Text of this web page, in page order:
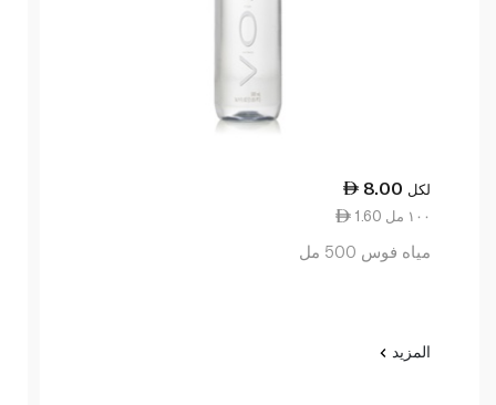
8.00 لكل
1.60 ١٠٠ مل
مياه فوس 500 مل
المزيد